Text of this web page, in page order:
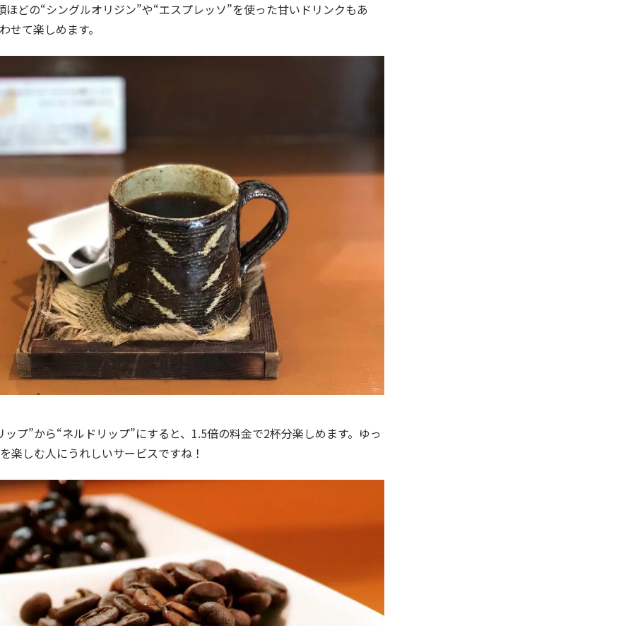
ほどの“シングルオリジン”や“エスプレッソ”を使った甘いドリンクもあ
せて楽しめます。
ップ”から“ネルドリップ”にすると、1.5倍の料金で2杯分楽しめます。ゆっ
楽しむ人にうれしいサービスですね！